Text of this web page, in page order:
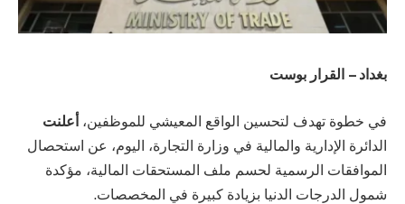
بغداد – القرار بوست
في خطوة تهدف لتحسين الواقع المعيشي للموظفين، أعلنت
الدائرة الإدارية والمالية في وزارة التجارة، اليوم، عن استحصال
الموافقات الرسمية لحسم ملف المستحقات المالية، مؤكدة
شمول الدرجات الدنيا بزيادة كبيرة في المخصصات.